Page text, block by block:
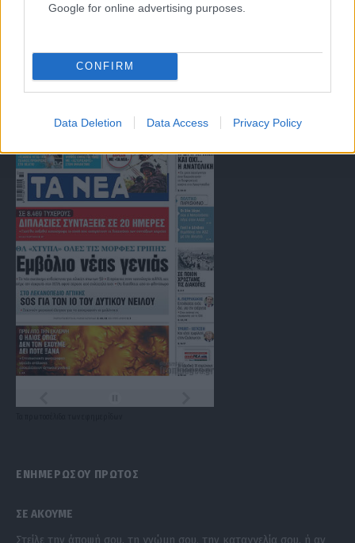
Google for online advertising purposes.
CONFIRM
Data Deletion Data Access Privacy Policy
(Twitter)
ΕΝΗΜΕΡΩΣΟΥ ΠΡΩΤΟΣ
ΣΕ ΑΚΟΥΜΕ
Στείλε την άποψή σου, τη γνώμη σου, την καταγγελία σου, ή αν